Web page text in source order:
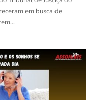
em busca de